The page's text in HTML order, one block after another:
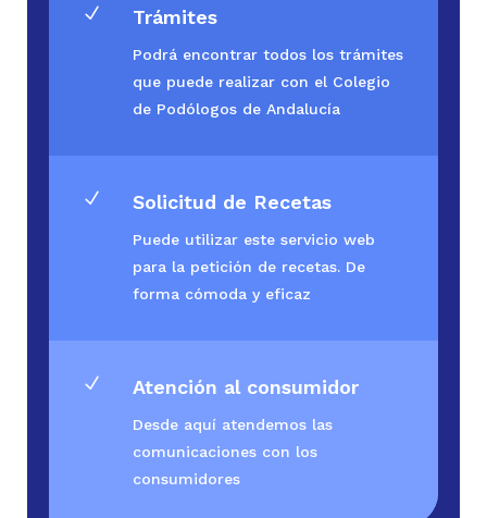
N Trámites
Podrá encontrar todos los trámites
que puede realizar con el Colegio
de Podólogos de Andalucía
N Solicitud de Recetas
Puede utilizar este servicio web
para la petición de recetas. De
forma cómoda y eficaz
N Atención al consumidor
Desde aquí atendemos las
comunicaciones con los
consumidores